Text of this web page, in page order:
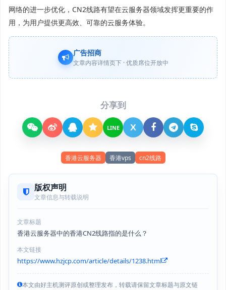
网络的进一步优化，CN2线路有望在云服务器领域发挥更重要的作
用，为用户提供更高效、可靠的云服务体验。
广告招商
文章内容详情页下 · 优质席位开放中
分享到
LINE X
香港云服务器 香港vps cn2线路
版权声明
文章信息与转载说明
文章标题
香港云服务器中的香港CN2线路指的是什么？
本文链接
https://www.hzjcp.com/article/details/1238.html
本文由好主机测评原创或整理发布，转载请保留文章标题与原文链